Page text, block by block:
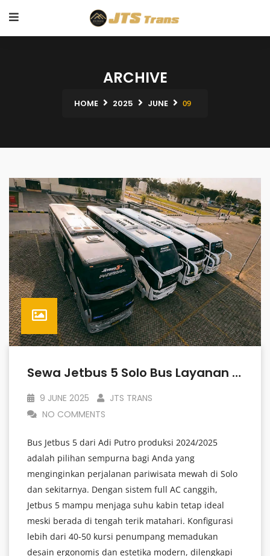
ARCHIVE
HOME 2025 JUNE 09
Sewa Jetbus 5 Solo Bus Layanan Premium
9 JUNE 2025
JTS TRANS
NO COMMENTS
Bus Jetbus 5 dari Adi Putro produksi 2024/2025
adalah pilihan sempurna bagi Anda yang
menginginkan perjalanan pariwisata mewah di Solo
dan sekitarnya. Dengan sistem full AC canggih,
Jetbus 5 mampu menjaga suhu kabin tetap ideal
meski berada di tengah terik matahari. Konfigurasi
lebih dari 40-50 kursi penumpang memadukan
desain ergonomis dan estetika modern, dilengkapi